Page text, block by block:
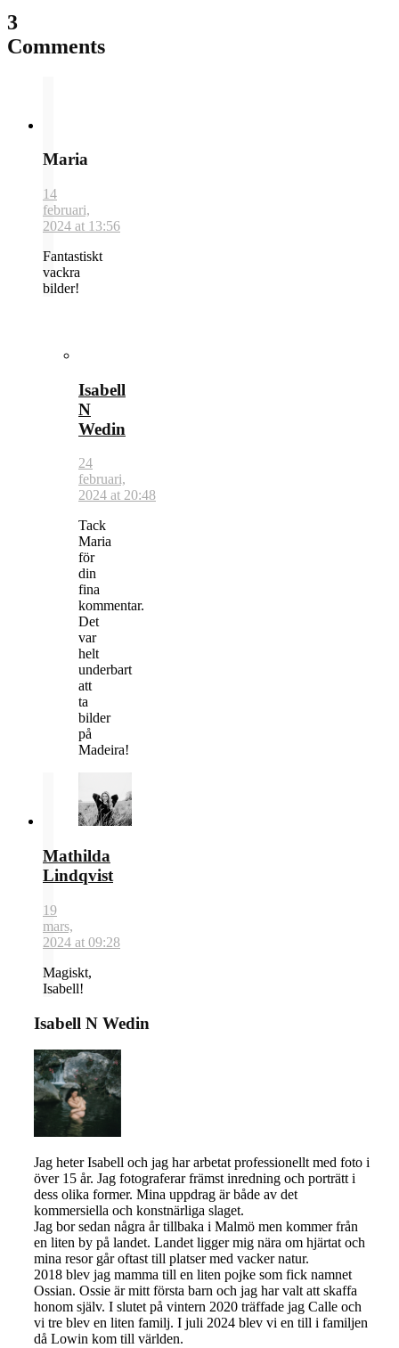
3
Comments
Maria
14
februari,
2024 at 13:56
Fantastiskt
vackra
bilder!
Isabell
N
Wedin
24
februari,
2024 at 20:48
Tack
Maria
för
din
fina
kommentar.
Det
var
helt
underbart
att
ta
bilder
på
Madeira!
Mathilda
Lindqvist
19
mars,
2024 at 09:28
Magiskt,
Isabell!
Isabell N Wedin
Jag heter Isabell och jag har arbetat professionellt med foto i
över 15 år. Jag fotograferar främst inredning och porträtt i
dess olika former. Mina uppdrag är både av det
kommersiella och konstnärliga slaget.
Jag bor sedan några år tillbaka i Malmö men kommer från
en liten by på landet. Landet ligger mig nära om hjärtat och
mina resor går oftast till platser med vacker natur.
2018 blev jag mamma till en liten pojke som fick namnet
Ossian. Ossie är mitt första barn och jag har valt att skaffa
honom själv. I slutet på vintern 2020 träffade jag Calle och
vi tre blev en liten familj. I juli 2024 blev vi en till i familjen
då Lowin kom till världen.